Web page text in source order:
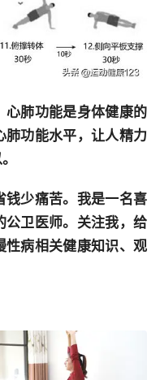
心肺功能是身体健康的
功能水平，让人精力
钱少痛苦。我是一名喜
公卫医师。关注我，给
性病相关健康知识、观